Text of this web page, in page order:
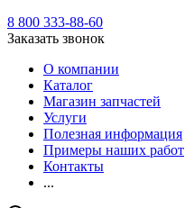
8 800 333-88-60
Заказать звонок
О компании
Каталог
Магазин запчастей
Услуги
Полезная информация
Примеры наших работ
Контакты
...